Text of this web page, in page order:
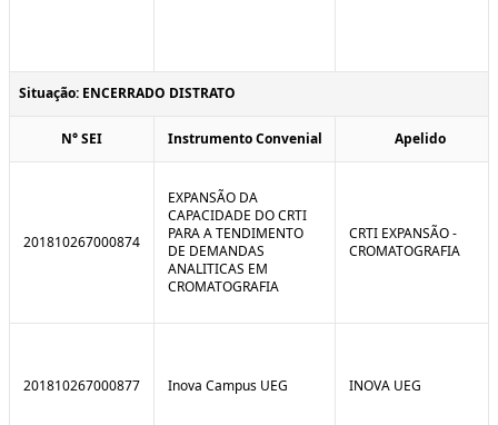
Situação: ENCERRADO DISTRATO
N° SEI Instrumento Convenial Apelido
201810267000874
EXPANSÃO DA
CAPACIDADE DO CRTI
PARA A TENDIMENTO
DE DEMANDAS
ANALITICAS EM
CROMATOGRAFIA
CRTI EXPANSÃO -
CROMATOGRAFIA
201810267000877 Inova Campus UEG INOVA UEG